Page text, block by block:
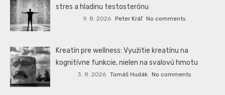
stres a hladinu testosterónu
9. 8. 2026 Peter Kráľ No comments
Kreatín pre wellness: Využitie kreatínu na
kognitívne funkcie, nielen na svalovú hmotu
3. 8. 2026 Tomáš Hudák No comments